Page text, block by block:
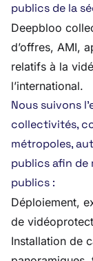
publics de la
Deepbloo
d’offres, AMI,
relatifs à la
l’international.
Nous suivons
collectivités,
métropoles,
publics afin de
publics :
Déploiement,
de
Installation de